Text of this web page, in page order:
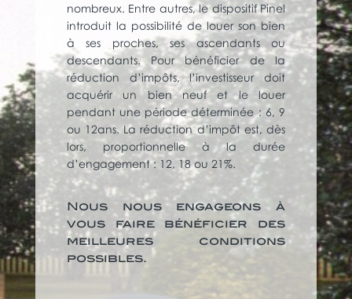
nombreux. Entre autres, le dispositif Pinel
introduit la possibilité de louer son bien
à ses proches, ses ascendants ou
descendants. Pour bénéficier de la
réduction d’impôts, l’investisseur doit
acquérir un bien neuf et le louer
pendant une période déterminée : 6, 9
ou 12ans. La réduction d’impôt est, dès
lors, proportionnelle à la durée
d’engagement : 12, 18 ou 21%.
Nous nous engageons à
vous faire bénéficier des
meilleures conditions
possibles.